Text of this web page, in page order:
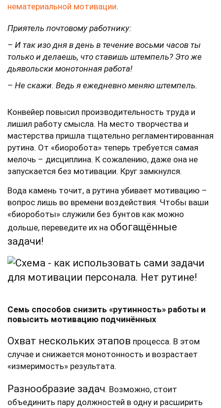
нематериальной мотивации.
Приятель почтовому работнику:
– И так изо дня в день в течение восьми часов ты
только и делаешь, что ставишь штемпель? Это же
дьявольски монотонная работа!
– Не скажи. Ведь я ежедневно меняю штемпель.
Конвейер повысил производительность труда и
лишил работу смысла. На место творчества и
мастерства пришла тщательно регламентированная
рутина. От «биоробота» теперь требуется самая
мелочь – дисциплина. К сожалению, даже она не
запускается без мотивации. Круг замкнулся.
Вода камень точит, а рутина убивает мотивацию –
вопрос лишь во времени воздействия. Чтобы ваши
«биороботы» служили без бунтов как можно
дольше, переведите их на обогащённые
задачи!
Семь способов снизить «рутинность» работы и
повысить мотивацию подчинённых
Охват нескольких этапов процесса. В этом
случае и снижается монотонность и возрастает
«измеримость» результата.
Разнообразие задач. Возможно, стоит
объединить пару должностей в одну и расширить